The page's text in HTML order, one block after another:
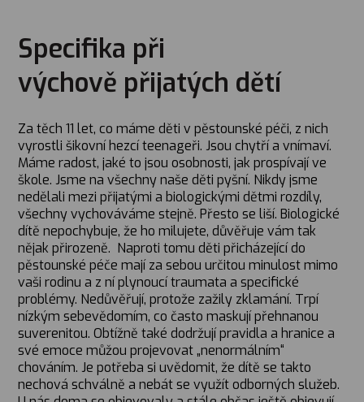
Specifika při
výchově přijatých dětí
Za těch 11 let, co máme děti v pěstounské péči, z nich
vyrostli šikovní hezcí teenageři. Jsou chytří a vnímaví.
Máme radost, jaké to jsou osobnosti, jak prospívají ve
škole. Jsme na všechny naše děti pyšní. Nikdy jsme
nedělali mezi přijatými a biologickými dětmi rozdíly,
všechny vychováváme stejně. Přesto se liší. Biologické
dítě nepochybuje, že ho milujete, důvěřuje vám tak
nějak přirozeně. Naproti tomu děti přicházející do
pěstounské péče mají za sebou určitou minulost mimo
vaši rodinu a z ní plynoucí traumata a specifické
problémy. Nedůvěřují, protože zažily zklamání. Trpí
nízkým sebevědomím, co často maskují přehnanou
suverenitou. Obtížně také dodržují pravidla a hranice a
své emoce můžou projevovat „nenormálním“
chováním. Je potřeba si uvědomit, že dítě se takto
nechová schválně a nebát se využít odborných služeb.